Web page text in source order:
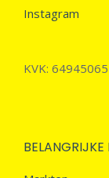
Instagram
KVK: 64945065
BELANGRIJKE